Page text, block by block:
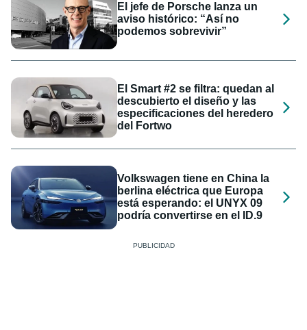
El jefe de Porsche lanza un
aviso histórico: “Así no
podemos sobrevivir”
El Smart #2 se filtra: quedan al
descubierto el diseño y las
especificaciones del heredero
del Fortwo
Volkswagen tiene en China la
berlina eléctrica que Europa
está esperando: el UNYX 09
podría convertirse en el ID.9